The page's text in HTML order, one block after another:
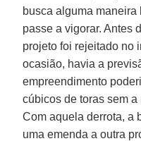
busca alguma
passe a vigorar. Antes
projeto foi rejeitado no
ocasião, havia a
empreendimento
cúbicos de toras sem
Com aquela derrota, a
uma emenda a outra